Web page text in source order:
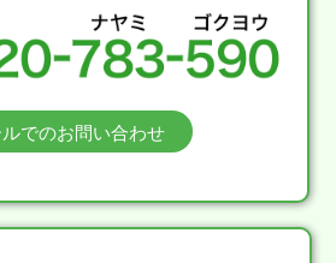
ルでのお問い合わせ